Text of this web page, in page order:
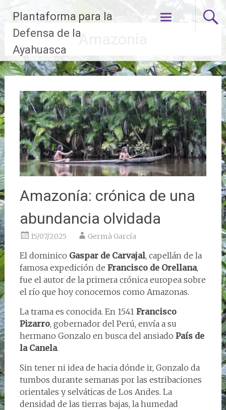
contenido
Plantaforma para la
Defensa de la
Ayahuasca
Amazonía
Amazonía: crónica de una
abundancia olvidada
15/07/2025 Germà García
El dominico Gaspar de Carvajal, capellán de la
famosa expedición de Francisco de Orellana,
fue el autor de la primera crónica europea sobre
el río que hoy conocemos como Amazonas.
La trama es conocida. En 1541 Francisco
Pizarro, gobernador del Perú, envía a su
hermano Gonzalo en busca del ansiado País de
la Canela.
Sin tener ni idea de hacia dónde ir, Gonzalo da
tumbos durante semanas por las estribaciones
orientales y selváticas de Los Andes. La
densidad de las tierras bajas, la humedad